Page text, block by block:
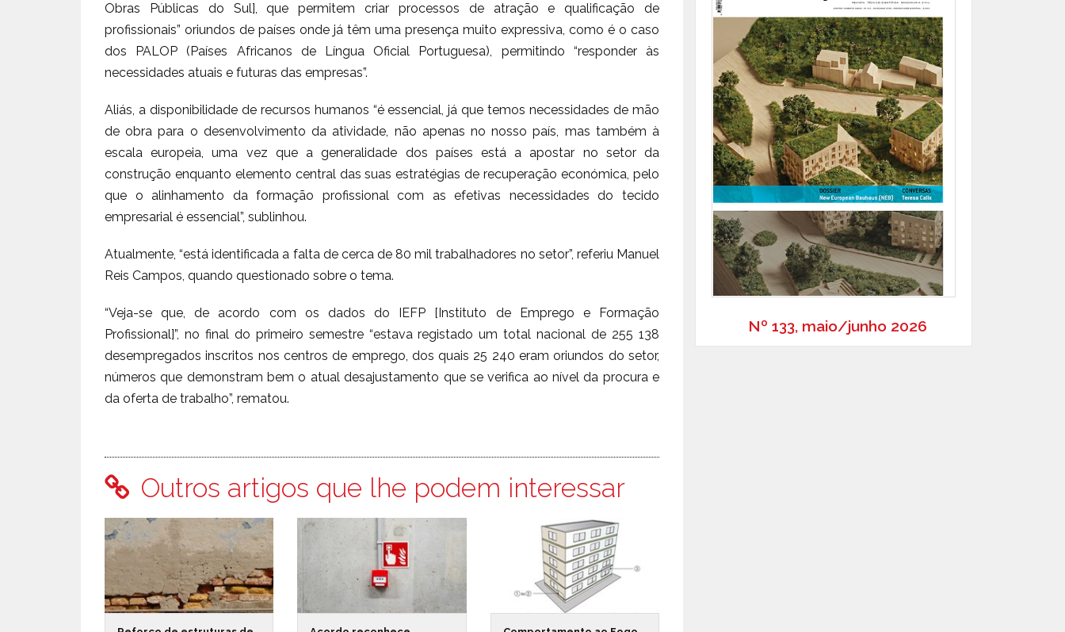
Obras Públicas do Sul], que permitem criar processos de atração e qualificação de
profissionais” oriundos de países onde já têm uma presença muito expressiva, como é o caso
dos PALOP (Países Africanos de Língua Oficial Portuguesa), permitindo “responder às
necessidades atuais e futuras das empresas”.
Aliás, a disponibilidade de recursos humanos “é essencial, já que temos necessidades de mão
de obra para o desenvolvimento da atividade, não apenas no nosso país, mas também à
escala europeia, uma vez que a generalidade dos países está a apostar no setor da
construção enquanto elemento central das suas estratégias de recuperação económica, pelo
que o alinhamento da formação profissional com as efetivas necessidades do tecido
empresarial é essencial”, sublinhou.
Atualmente, “está identificada a falta de cerca de 80 mil trabalhadores no setor”, referiu Manuel
Reis Campos, quando questionado sobre o tema.
“Veja-se que, de acordo com os dados do IEFP [Instituto de Emprego e Formação
Profissional]”, no final do primeiro semestre “estava registado um total nacional de 255 138
desempregados inscritos nos centros de emprego, dos quais 25 240 eram oriundos do setor,
números que demonstram bem o atual desajustamento que se verifica ao nível da procura e
da oferta de trabalho”, rematou.
Outros artigos que lhe podem interessar
Nº 133, maio/junho 2026